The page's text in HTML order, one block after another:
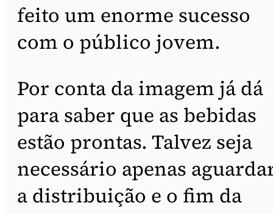
feito um enorme sucesso
com o público jovem.
Por conta da imagem já dá
para saber que as bebidas
estão prontas. Talvez seja
necessário apenas
a distribuição e o fim da